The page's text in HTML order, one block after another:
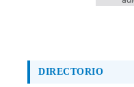
DIRECTORIO